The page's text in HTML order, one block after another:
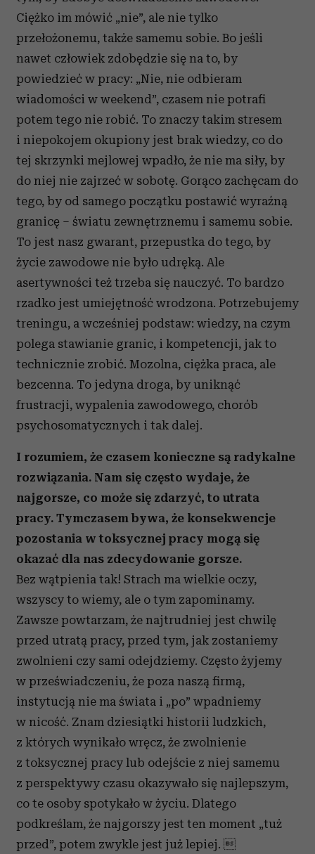
Ciężko im mówić „nie”, ale nie tylko
przełożonemu, także samemu sobie. Bo jeśli
nawet człowiek zdobędzie się na to, by
powiedzieć w pracy: „Nie, nie odbieram
wiadomości w weekend”, czasem nie potrafi
potem tego nie robić. To znaczy takim stresem
i niepokojem okupiony jest brak wiedzy, co do
tej skrzynki mejlowej wpadło, że nie ma siły, by
do niej nie zajrzeć w sobotę. Gorąco zachęcam do
tego, by od samego początku postawić wyraźną
granicę – światu zewnętrznemu i samemu sobie.
To jest nasz gwarant, przepustka do tego, by
życie zawodowe nie było udręką. Ale
asertywności też trzeba się nauczyć. To bardzo
rzadko jest umiejętność wrodzona. Potrzebujemy
treningu, a wcześniej podstaw: wiedzy, na czym
polega stawianie granic, i kompetencji, jak to
technicznie zrobić. Mozolna, ciężka praca, ale
bezcenna. To jedyna droga, by uniknąć
frustracji, wypalenia zawodowego, chorób
psychosomatycznych i tak dalej.
I rozumiem, że czasem konieczne są radykalne
rozwiązania. Nam się często wydaje, że
najgorsze, co może się zdarzyć, to utrata
pracy. Tymczasem bywa, że konsekwencje
pozostania w toksycznej pracy mogą się
okazać dla nas zdecydowanie gorsze.
Bez wątpienia tak! Strach ma wielkie oczy,
wszyscy to wiemy, ale o tym zapominamy.
Zawsze powtarzam, że najtrudniej jest chwilę
przed utratą pracy, przed tym, jak zostaniemy
zwolnieni czy sami odejdziemy. Często żyjemy
w przeświadczeniu, że poza naszą firmą,
instytucją nie ma świata i „po” wpadniemy
w nicość. Znam dziesiątki historii ludzkich,
z których wynikało wręcz, że zwolnienie
z toksycznej pracy lub odejście z niej samemu
z perspektywy czasu okazywało się najlepszym,
co te osoby spotykało w życiu. Dlatego
podkreślam, że najgorszy jest ten moment „tuż
przed”, potem zwykle jest już lepiej. 